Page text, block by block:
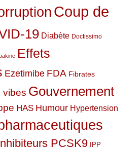
Coup de
19 Diabète Doctissimo
Effets
Ezetimibe FDA Fibrates
vibes Gouvernement
HAS Humour Hypertension
PCSK9 IPP